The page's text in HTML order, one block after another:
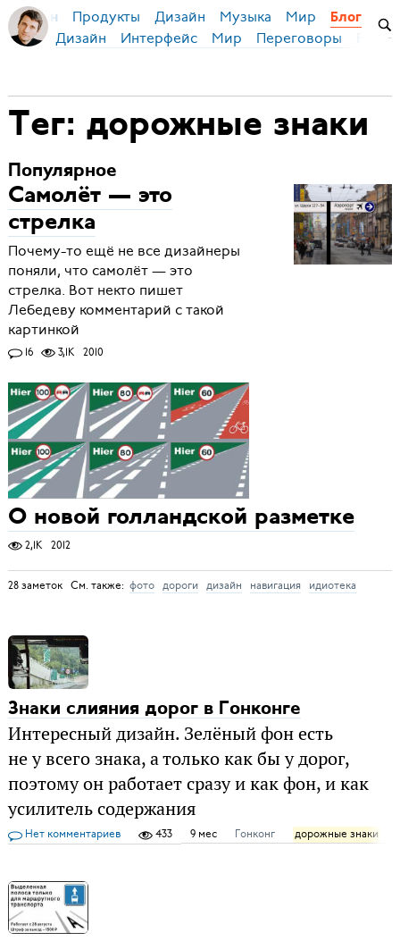
Бирман Продукты Дизайн Музыка Мир Блог
Дизайн Интерфейс Мир Переговоры
Тег: дорожные знаки
Популярное
Самолёт — это
стрелка
Почему-то ещё не все дизайнеры
поняли, что самолёт — это
стрелка. Вот некто пишет
Лебедеву комментарий с такой
картинкой
16 3,1K 2010
О новой голландской разметке
2,1K 2012
28 заметок См. также: фото дороги дизайн навигация идиотека
Знаки слияния дорог в Гонконге
Интересный дизайн. Зелёный фон есть
не у всего знака, а только как бы у дорог,
поэтому он работает сразу и как фон, и как
усилитель содержания
Нет комментариев 433 9 мес Гонконг дорожные знаки